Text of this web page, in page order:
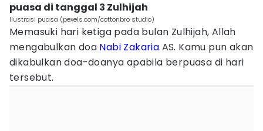
puasa di tanggal 3 Zulhijah
Ilustrasi puasa (pexels.com/cottonbro studio)
Memasuki hari ketiga pada bulan Zulhijah, Allah
mengabulkan doa Nabi Zakaria AS. Kamu pun akan
dikabulkan doa-doanya apabila berpuasa di hari
tersebut.